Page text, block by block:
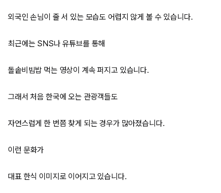
외국인 손님이 줄 서 있는 모습도 어렵지 않게 볼 수 있습니다.
최근에는 SNS나 유튜브를 통해
돌솥비빔밥 먹는 영상이 계속 퍼지고 있습니다.
그래서 처음 한국에 오는 관광객들도
자연스럽게 한 번쯤 찾게 되는 경우가 많아졌습니다.
이런 문화가
대표 한식 이미지로 이어지고 있습니다.